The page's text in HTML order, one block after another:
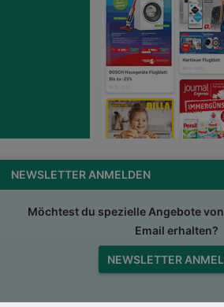
NEWSLETTER ANMELDEN
Möchtest du spezielle Angebote
Email erhalten?
NEWSLETTER
wogibtswas.at
Nutzungsbedingungen
Datenschutzerklärung
Jobs